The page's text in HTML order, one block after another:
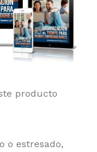
producto
o estresado,